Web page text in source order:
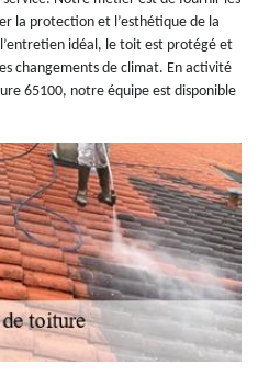
la protection et l’esthétique de la
idéal, le toit est protégé et
changements de climat. En activité
65100, notre équipe est disponible